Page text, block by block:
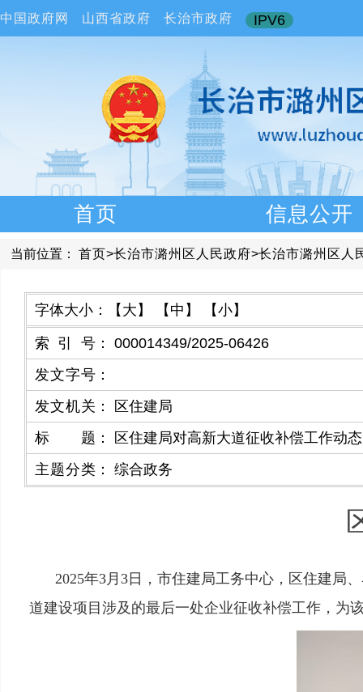
中国政府网 山西省政府 长治市政府 IPV6
首页 信息公开
当前位置： 首页>长治市潞州区人民政府>长治市潞州区人
字体大小： 【大】 【中】 【小】
索引号 ：
000014349/2025-06426
发文字号 ：
发文机关 ：
区住建局
标题 ：
区住建局对高新大道征收补偿工作动态
主题分类 ： 综合政务
2025年3月3日，市住建局工务中心，区住建局
道建设项目涉及的最后一处企业征收补偿工作，为